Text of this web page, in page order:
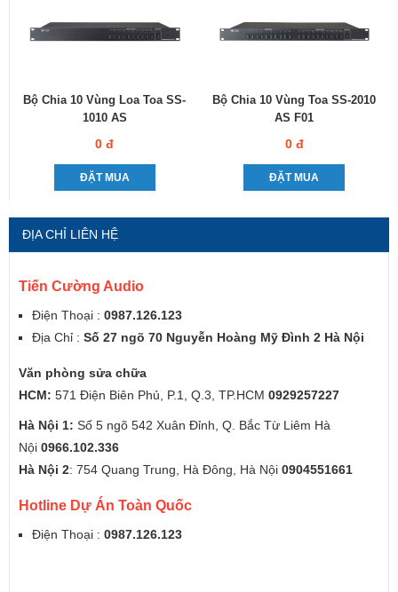
Bộ Chia 10 Vùng Loa Toa SS-
1010 AS
0 đ
ĐẶT MUA
Bộ Chia 10 Vùng Toa SS-2010
AS F01
0 đ
ĐẶT MUA
ĐỊA CHỈ LIÊN HỆ
Tiến Cường Audio
Điện Thoại : 0987.126.123
Địa Chỉ : Số 27 ngõ 70 Nguyễn Hoàng Mỹ Đình 2 Hà Nội
Văn phòng sửa chữa
HCM: 571 Điện Biên Phủ, P.1, Q.3, TP.HCM 0929257227
Hà Nội 1: Số 5 ngõ 542 Xuân Đỉnh, Q. Bắc Từ Liêm Hà
Nội 0966.102.336
Hà Nội 2: 754 Quang Trung, Hà Đông, Hà Nội 0904551661
Hotline Dự Án Toàn Quốc
Điện Thoại : 0987.126.123